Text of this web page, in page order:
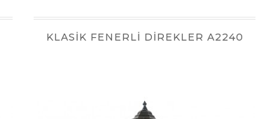
KLASİK FENERLİ DİREKLER A2240